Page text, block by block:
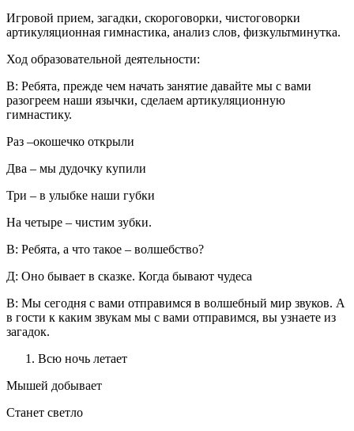
Игровой прием, загадки, скороговорки, чистоговорки
артикуляционная гимнастика, анализ слов, физкультминутка.
Ход образовательной деятельности:
В: Ребята, прежде чем начать занятие давайте мы с вами
разогреем наши язычки, сделаем артикуляционную
гимнастику.
Раз –окошечко открыли
Два – мы дудочку купили
Три – в улыбке наши губки
На четыре – чистим зубки.
В: Ребята, а что такое – волшебство?
Д: Оно бывает в сказке. Когда бывают чудеса
В: Мы сегодня с вами отправимся в волшебный мир звуков. А
в гости к каким звукам мы с вами отправимся, вы узнаете из
загадок.
Всю ночь летает
Мышей добывает
Станет светло